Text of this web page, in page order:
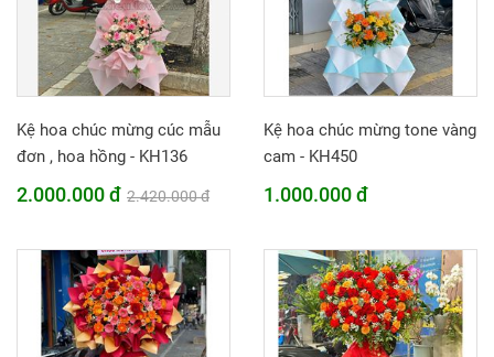
Kệ hoa chúc mừng cúc mẫu
đơn , hoa hồng - KH136
2.000.000 đ 2.420.000 đ
Kệ hoa chúc mừng tone vàng
cam - KH450
1.000.000 đ